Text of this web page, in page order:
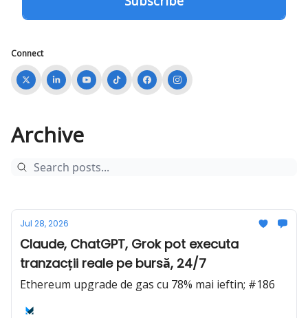
Connect
Archive
Jul 28, 2026
Claude, ChatGPT, Grok pot executa
tranzacții reale pe bursă, 24/7
Ethereum upgrade de gas cu 78% mai ieftin; #186